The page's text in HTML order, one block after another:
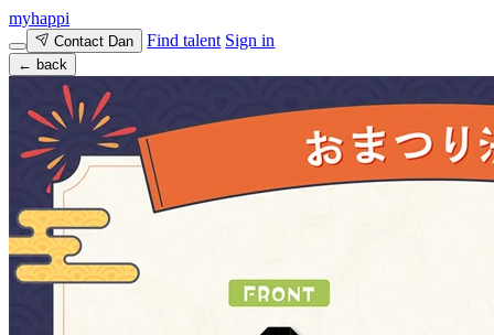
myhappi
Contact Dan Find talent Sign in
← back